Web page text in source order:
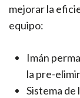
mejorar la
equipo:
Imán
la pre-
Sistema de